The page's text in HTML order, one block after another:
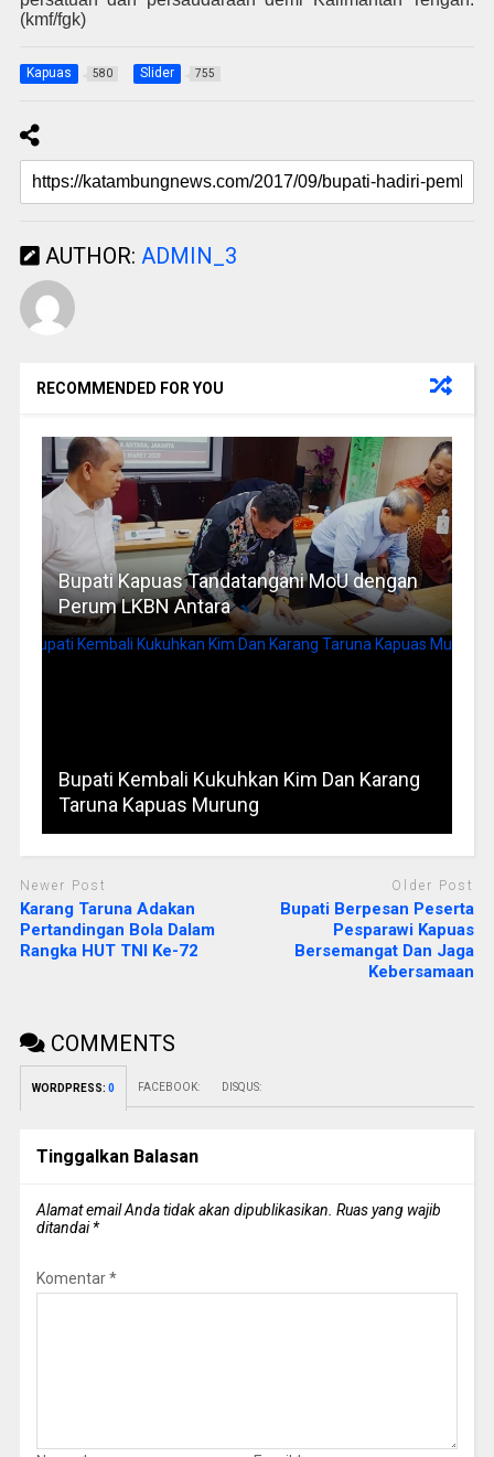
(kmf/fgk)
Kapuas 580 Slider 755
AUTHOR: ADMIN_3
RECOMMENDED FOR YOU
Bupati Kapuas Tandatangani MoU dengan
Perum LKBN Antara
Bupati Kembali Kukuhkan Kim Dan Karang
Taruna Kapuas Murung
Newer Post
Karang Taruna Adakan
Pertandingan Bola Dalam
Rangka HUT TNI Ke-72
Older Post
Bupati Berpesan Peserta
Pesparawi Kapuas
Bersemangat Dan Jaga
Kebersamaan
COMMENTS
WORDPRESS: 0 FACEBOOK: DISQUS:
Tinggalkan Balasan
Alamat email Anda tidak akan dipublikasikan. Ruas yang wajib
ditandai*
Komentar*